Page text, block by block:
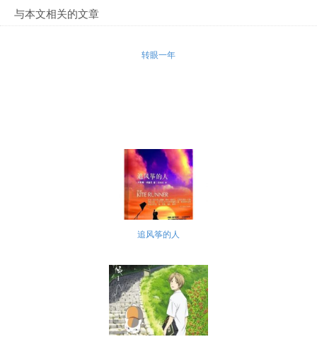
与本文相关的文章
转眼一年
追风筝的人